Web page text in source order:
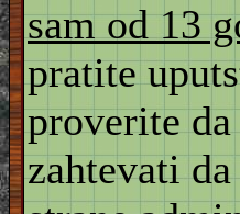
sam od 13
pratite
proverite
zahtevati